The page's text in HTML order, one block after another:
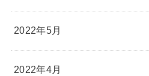
2022年5月
2022年4月